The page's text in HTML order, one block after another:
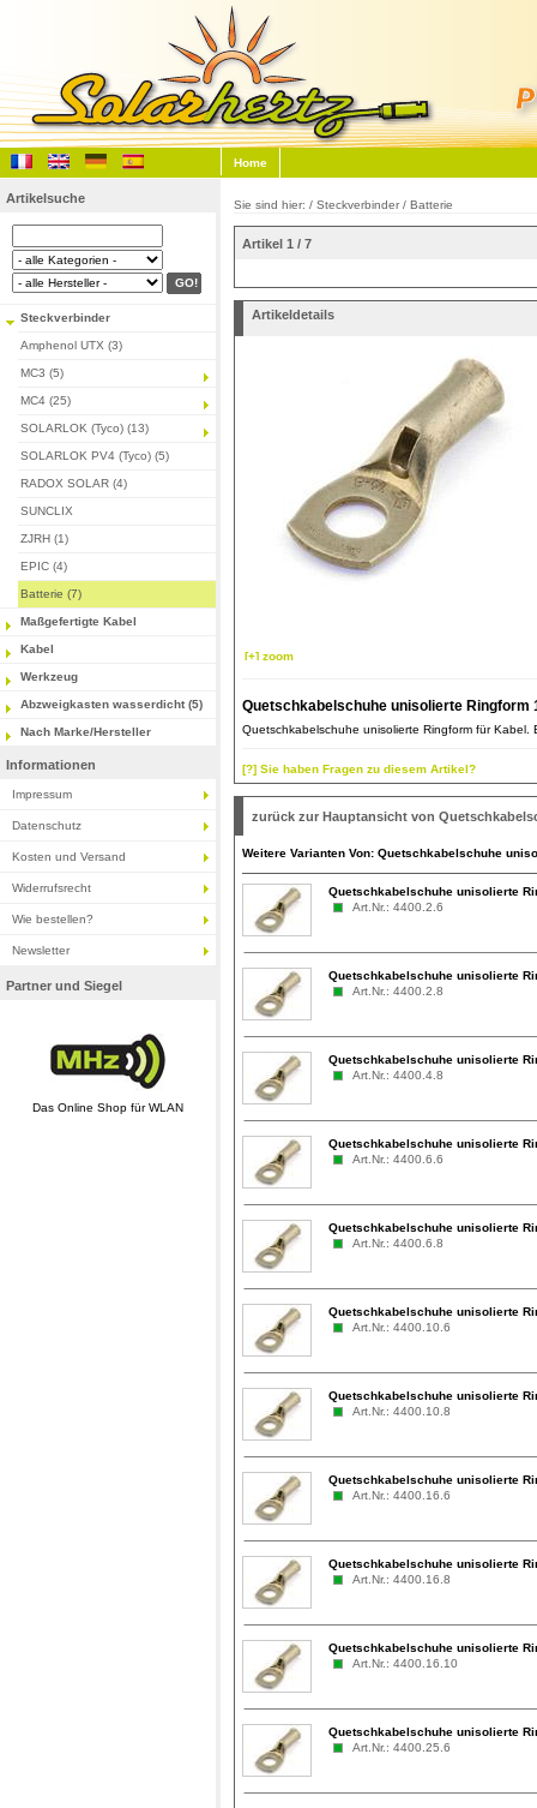
Home
Artikelsuche
Steckverbinder
Amphenol UTX (3)
MC3 (5)
MC4 (25)
SOLARLOK (Tyco) (13)
SOLARLOK PV4 (Tyco) (5)
RADOX SOLAR (4)
SUNCLIX
ZJRH (1)
EPIC (4)
Batterie (7)
Maßgefertigte Kabel
Kabel
Werkzeug
Abzweigkasten wasserdicht (5)
Nach Marke/Hersteller
Informationen
Impressum
Datenschutz
Kosten und Versand
Widerrufsrecht
Wie bestellen?
Newsletter
Partner und Siegel
Das Online Shop für WLAN
Sie sind hier: / Steckverbinder / Batterie
Artikel 1 / 7
Artikeldetails
[+] zoom
Quetschkabelschuhe unisolierte Ringform
Quetschkabelschuhe unisolierte Ringform für Kabel.
[?] Sie haben Fragen zu diesem Artikel?
zurück zur Hauptansicht von
Weitere Varianten Von: Quetschkabelschuhe
Quetschkabelschuhe unisolierte
Art.Nr.: 4400.2.6
Quetschkabelschuhe unisolierte
Art.Nr.: 4400.2.8
Quetschkabelschuhe unisolierte
Art.Nr.: 4400.4.8
Quetschkabelschuhe unisolierte
Art.Nr.: 4400.6.6
Quetschkabelschuhe unisolierte
Art.Nr.: 4400.6.8
Quetschkabelschuhe unisolierte
Art.Nr.: 4400.10.6
Quetschkabelschuhe unisolierte
Art.Nr.: 4400.10.8
Quetschkabelschuhe unisolierte
Art.Nr.: 4400.16.6
Quetschkabelschuhe unisolierte
Art.Nr.: 4400.16.8
Quetschkabelschuhe unisolierte
Art.Nr.: 4400.16.10
Quetschkabelschuhe unisolierte
Art.Nr.: 4400.25.6